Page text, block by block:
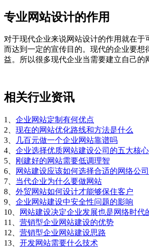
专业网站设计的作用
对于现代企业来说网站设计的作用就在
而达到一定的宣传目的。现代的企业要
益。所以很多现代企业当需要建立自己
相关行业资讯
1、 企业网站定制有何优点
2、 现在的网站优化路线和方法是什么
3、
几百元做一个企业网站靠谱吗
4、 企业选择优质网站建设公司的五大核
5、
刚建好的网站需要低调理智
6、
网站建设应该如何选择合适的网络公司
7、 当代企业为什么要做网站
8、 外贸网站如何设计才能够保住客户
9、 企业网站建设中安全性问题的影响
10、
网站建设决定企业发展也是网络时代
11、 营销型企业网站建设的优势
12、 营销型企业网站建设思路
13、 开发网站需要什么技术